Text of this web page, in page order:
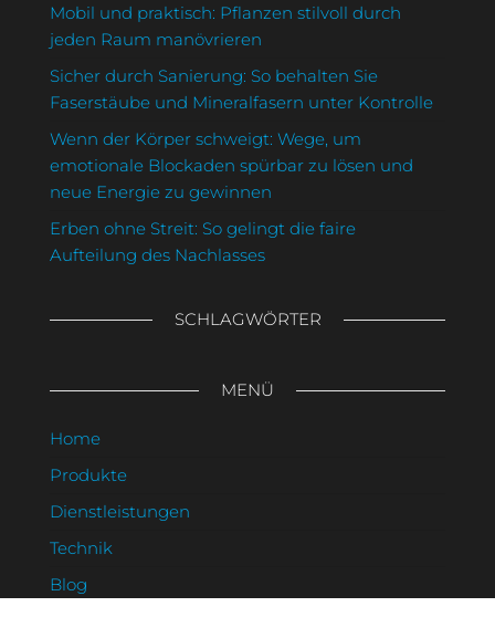
Mobil und praktisch: Pflanzen stilvoll durch
jeden Raum manövrieren
Sicher durch Sanierung: So behalten Sie
Faserstäube und Mineralfasern unter Kontrolle
Wenn der Körper schweigt: Wege, um
emotionale Blockaden spürbar zu lösen und
neue Energie zu gewinnen
Erben ohne Streit: So gelingt die faire
Aufteilung des Nachlasses
SCHLAGWÖRTER
MENÜ
Home
Produkte
Dienstleistungen
Technik
Blog